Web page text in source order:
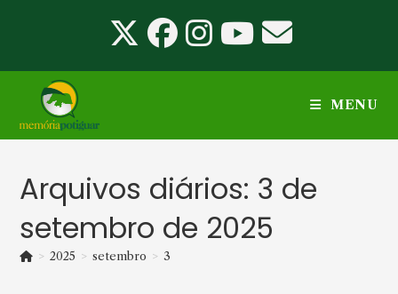
conteúdo
MENU
Arquivos diários: 3 de
setembro de 2025
> 2025 > setembro > 3